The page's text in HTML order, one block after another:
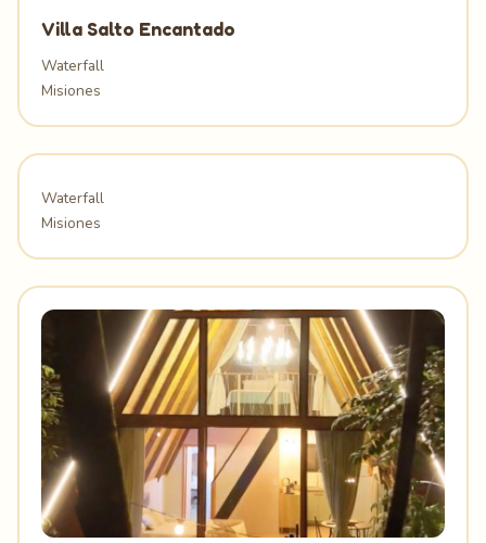
Villa Salto Encantado
Waterfall
Misiones
Waterfall
Misiones